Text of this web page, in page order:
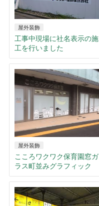
屋外装飾
工事中現場に社名表示の施
工を行いました
屋外装飾
こころワクワク保育園窓ガ
ラス町並みグラフィック